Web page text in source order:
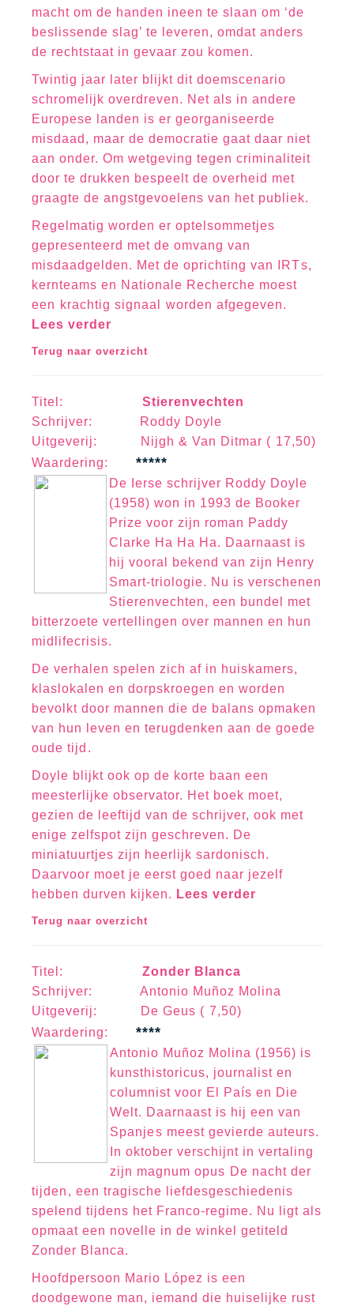
macht om de handen ineen te slaan om ‘de
beslissende slag’ te leveren, omdat anders
de rechtstaat in gevaar zou komen.
Twintig jaar later blijkt dit doemscenario
schromelijk overdreven. Net als in andere
Europese landen is er georganiseerde
misdaad, maar de democratie gaat daar niet
aan onder. Om wetgeving tegen criminaliteit
door te drukken bespeelt de overheid met
graagte de angstgevoelens van het publiek.
Regelmatig worden er optelsommetjes
gepresenteerd met de omvang van
misdaadgelden. Met de oprichting van IRTs,
kernteams en Nationale Recherche moest
een krachtig signaal worden afgegeven.
Lees verder
Terug naar overzicht
Titel:
Stierenvechten
Schrijver: Roddy Doyle
Uitgeverij: Nijgh & Van Ditmar ( 17,50)
Waardering: *****
De Ierse schrijver Roddy Doyle
(1958) won in 1993 de Booker
Prize voor zijn roman Paddy
Clarke Ha Ha Ha. Daarnaast is
hij vooral bekend van zijn Henry
Smart-triologie. Nu is verschenen
Stierenvechten, een bundel met
bitterzoete vertellingen over mannen en hun
midlifecrisis.
De verhalen spelen zich af in huiskamers,
klaslokalen en dorpskroegen en worden
bevolkt door mannen die de balans opmaken
van hun leven en terugdenken aan de goede
oude tijd.
Doyle blijkt ook op de korte baan een
meesterlijke observator. Het boek moet,
gezien de leeftijd van de schrijver, ook met
enige zelfspot zijn geschreven. De
miniatuurtjes zijn heerlijk sardonisch.
Daarvoor moet je eerst goed naar jezelf
hebben durven kijken. Lees verder
Terug naar overzicht
Titel:
Zonder Blanca
Schrijver: Antonio Muñoz Molina
Uitgeverij: De Geus ( 7,50)
Waardering: ****
Antonio Muñoz Molina (1956) is
kunsthistoricus, journalist en
columnist voor El País en Die
Welt. Daarnaast is hij een van
Spanjes meest gevierde auteurs.
In oktober verschijnt in vertaling
zijn magnum opus De nacht der
tijden, een tragische liefdesgeschiedenis
spelend tijdens het Franco-regime. Nu ligt als
opmaat een novelle in de winkel getiteld
Zonder Blanca.
Hoofdpersoon Mario López is een
doodgewone man, iemand die huiselijke rust